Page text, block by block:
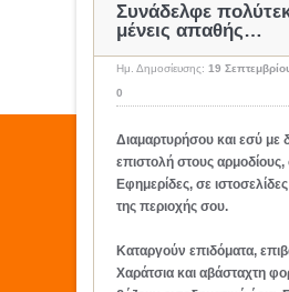
Συνάδελφε
μένεις απαθής…
Ημ. Δημοσίευσης: 19
0
Διαμαρτυρήσου και εσύ με
επιστολή στους αρμοδίους,
Εφημερίδες, σε
της περιοχής σου.
Καταργούν επιδόματα,
Χαράτσια και αβάσταχτη